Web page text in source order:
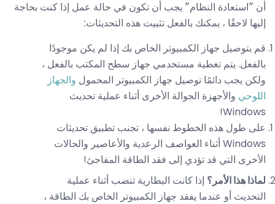
أن "استعادة النظام" يجب أن تكون في حالة عمل إذا كنت بحاجة
إليها لاحقًا ، يمكنك بالفعل تثبيت هذه التحديثات:
قم بتوصيل جهاز الكمبيوتر الخاص بك إذا لم يكن موجودًا
بالفعل. يتم تغطية مستخدمي جهاز سطح المكتب بالفعل ،
ولكن يجب دائمًا توصيل جهاز الكمبيوتر المحمول والجهاز
اللوحي والأجهزة الجوالة الأخرى أثناء عملية تحديث
Windows!
على طول هذه الخطوط نفسها ، تجنب تطبيق تحديثات
Windows أثناء العواصف الرعدية والأعاصير والحالات
الأخرى التي قد تؤدي إلى فقد الطاقة المفاجئ!
لماذا هذا الأمر؟ إذا كانت البطارية تنضب أثناء عملية
التحديث أو عندما يفقد جهاز الكمبيوتر الخاص بك الطاقة ،